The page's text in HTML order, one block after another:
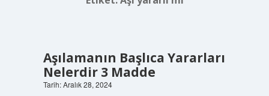
Aşılamanın Başlıca Yararları
Nelerdir 3 Madde
Tarih: Aralık 28, 2024